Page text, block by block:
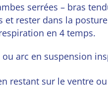
serrées – bras
et rester dans la
en 4 temps.
arc en suspension
restant sur le ventre